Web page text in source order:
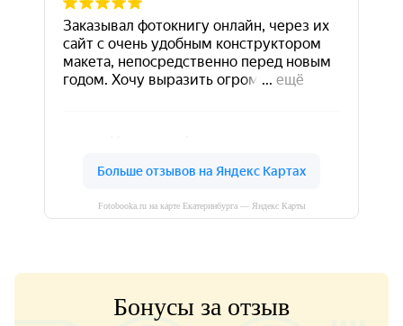
Fotobooka.ru на карте Екатеринбурга — Яндекс Карты
Бонусы за отзыв